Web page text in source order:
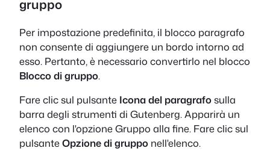
gruppo
Per impostazione predefinita, il blocco paragrafo
non consente di aggiungere un bordo intorno ad
esso. Pertanto, è necessario convertirlo nel blocco
Blocco di gruppo.
Fare clic sul pulsante Icona del paragrafosulla
barra degli strumenti di Gutenberg. Apparirà un
elenco con l'opzione Gruppo alla fine. Fare clic sul
pulsanteOpzione di gruppo nell'elenco.